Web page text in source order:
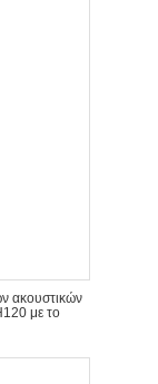
ακουστικών
με το